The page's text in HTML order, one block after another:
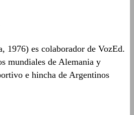
1976) es colaborador de VozEd.
mundiales de Alemania y
e hincha de Argentinos